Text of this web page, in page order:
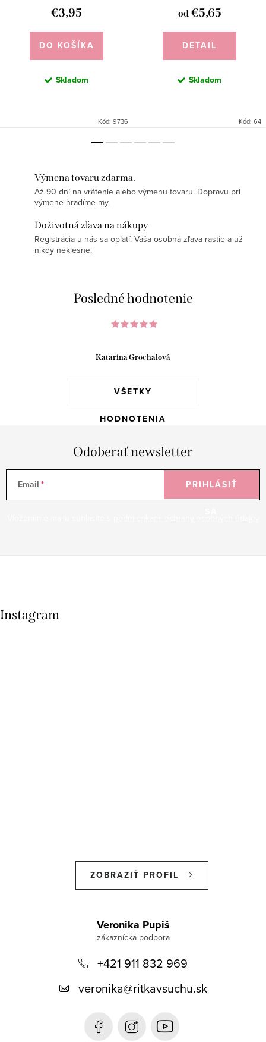
€3,95
DO KOŠÍKA
Skladom
Kód: 9736
od€5,65
DETAIL
Skladom
Kód: 64
Výmena tovaru zdarma.
Až 90 dní na vrátenie alebo výmenu tovaru. Dopravu pri
výmene hradíme my.
Doživotná zľava na nákupy
Registrácia u nás sa oplatí. Vaša osobná zľava rastie a už
nikdy neklesne.
Posledné hodnotenie
VŠETKY
HODNOTENIA
Katarína Grochalová
Odoberať newsletter
Email PRIHLÁSIŤ
Instagram
ZOBRAZIŤ PROFIL
Veronika Pupiš
+421 911 832 969
veronika@ritkavsuchu.sk